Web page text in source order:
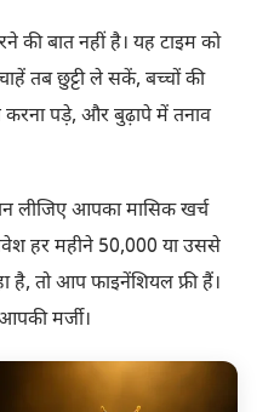
की बात नहीं है। यह टाइम को
तब छुट्टी ले सकें, बच्चों की
करना पड़े, और बुढ़ापे में तनाव
लीजिए आपका मासिक खर्च
हर महीने 50,000 या उससे
है, तो आप फाइनेंशियल फ्री हैं।
मर्जी।